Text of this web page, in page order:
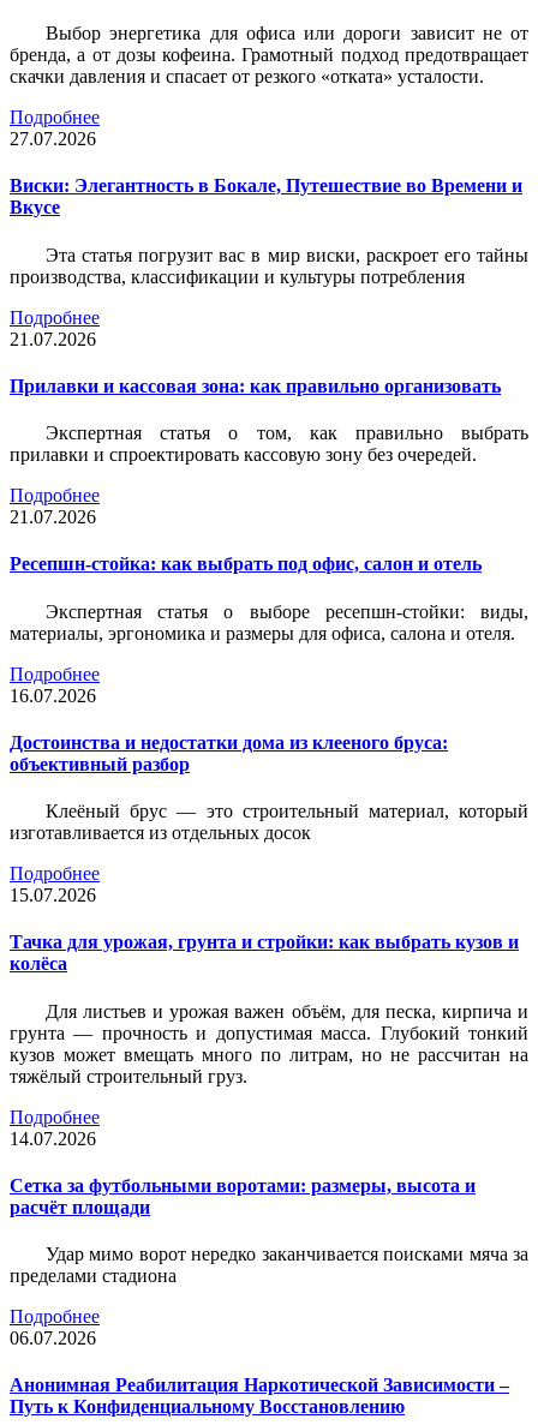
Выбор энергетика для офиса или дороги зависит не от
бренда, а от дозы кофеина. Грамотный подход предотвращает
скачки давления и спасает от резкого «отката» усталости.
Подробнее
27.07.2026
Виски: Элегантность в Бокале, Путешествие во Времени и
Вкусе
Эта статья погрузит вас в мир виски, раскроет его тайны
производства, классификации и культуры потребления
Подробнее
21.07.2026
Прилавки и кассовая зона: как правильно организовать
Экспертная статья о том, как правильно выбрать
прилавки и спроектировать кассовую зону без очередей.
Подробнее
21.07.2026
Ресепшн-стойка: как выбрать под офис, салон и отель
Экспертная статья о выборе ресепшн-стойки: виды,
материалы, эргономика и размеры для офиса, салона и отеля.
Подробнее
16.07.2026
Достоинства и недостатки дома из клееного бруса:
объективный разбор
Клеёный брус — это строительный материал, который
изготавливается из отдельных досок
Подробнее
15.07.2026
Тачка для урожая, грунта и стройки: как выбрать кузов и
колёса
Для листьев и урожая важен объём, для песка, кирпича и
грунта — прочность и допустимая масса. Глубокий тонкий
кузов может вмещать много по литрам, но не рассчитан на
тяжёлый строительный груз.
Подробнее
14.07.2026
Сетка за футбольными воротами: размеры, высота и
расчёт площади
Удар мимо ворот нередко заканчивается поисками мяча за
пределами стадиона
Подробнее
06.07.2026
Анонимная Реабилитация Наркотической Зависимости –
Путь к Конфиденциальному Восстановлению